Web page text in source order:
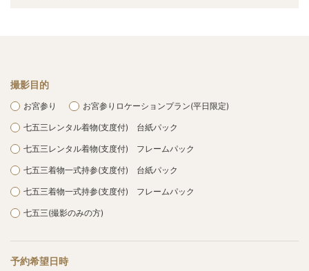
撮影目的
お宮参り お宮参りロケーションプラン(平日限定)
七五三レンタル着物(支度付) 台紙パック
七五三レンタル着物(支度付) フレームパック
七五三着物一式持参(支度付) 台紙パック
七五三着物一式持参(支度付) フレームパック
七五三(撮影のみの方)
予約希望日時